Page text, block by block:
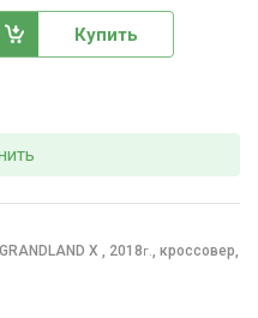
Купить
X , 2018г., кроссовер,